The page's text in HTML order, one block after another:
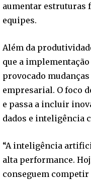
aumentar estruturas
equipes.
Além da
que a
provocado
empresarial. O foco
e passa a incluir
dados e inteligência
“A inteligência
alta performance.
conseguem